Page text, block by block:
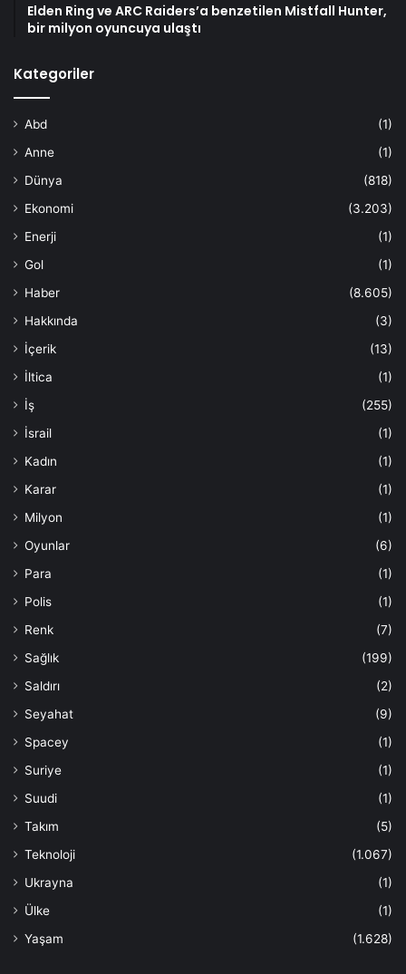
Elden Ring ve ARC Raiders’a benzetilen Mistfall Hunter,
bir milyon oyuncuya ulaştı
Kategoriler
Abd
(1)
Anne
(1)
Dünya
(818)
Ekonomi
(3.203)
Enerji
(1)
Gol
(1)
Haber
(8.605)
Hakkında
(3)
İçerik
(13)
İltica
(1)
İş
(255)
İsrail
(1)
Kadın
(1)
Karar
(1)
Milyon
(1)
Oyunlar
(6)
Para
(1)
Polis
(1)
Renk
(7)
Sağlık
(199)
Saldırı
(2)
Seyahat
(9)
Spacey
(1)
Suriye
(1)
Suudi
(1)
Takım
(5)
Teknoloji
(1.067)
Ukrayna
(1)
Ülke
(1)
Yaşam
(1.628)